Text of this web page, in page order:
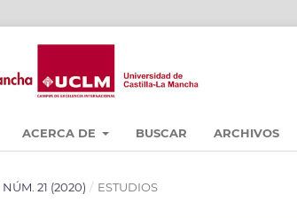
ACERCA DE BUSCAR ARCHIVOS
NÚM. 21 (2020) / ESTUDIOS